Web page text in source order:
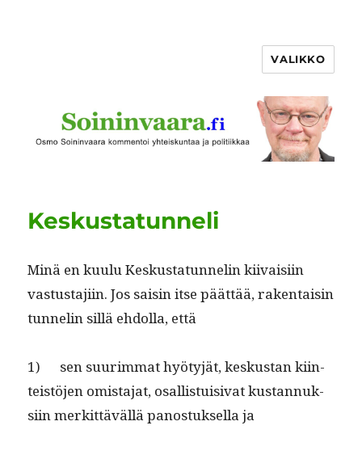
VALIKKO
Keskustatunneli
Minä en kuu­lu Keskus­tatun­nelin kiivaisi­in
vas­tus­ta­ji­in. Jos saisin itse päät­tää, rak­en­taisin
tun­nelin sil­lä ehdol­la, että
1) sen suurim­mat hyö­tyjät, keskus­tan kiin­
teistö­jen omis­ta­jat, osal­lis­tu­isi­vat kus­tan­nuk­
si­in merkit­täväl­lä panos­tuk­sel­la ja